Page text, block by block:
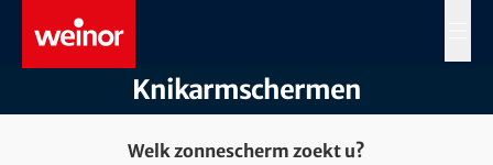
Skip to main content
Knikarmschermen
Welk zonnescherm zoekt u?